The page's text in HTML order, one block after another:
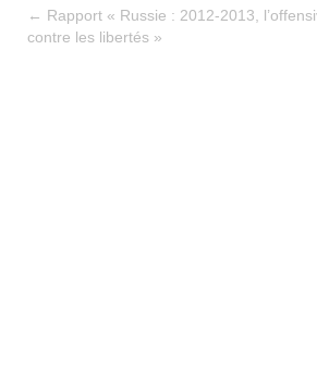
← Rapport « Russie : 2012-2013,
contre les libertés »